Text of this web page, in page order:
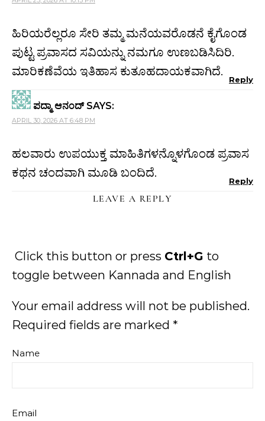
ಹಿರಿಯರೆಲ್ಲರೂ ಸೇರಿ ತಮ್ಮ ಮನೆಯವರೊಡನೆ ಕೈಗೊಂಡ
ಪುಟ್ಟ ಪ್ರವಾಸದ ಸವಿಯನ್ನು ನಮಗೂ ಉಣಬಡಿಸಿದಿರಿ.
ಮಾರಿಕಣೆವೆಯ ಇತಿಹಾಸ ಕುತೂಹದಾಯಕವಾಗಿದೆ.
Reply
ಪದ್ಮಾ ಆನಂದ್ SAYS:
APRIL 30, 2026 AT 6:48 PM
ಹಲವಾರು ಉಪಯುಕ್ತ ಮಾಹಿತಿಗಳನ್ನೊಳಗೊಂಡ ಪ್ರವಾಸ
ಕಥನ ಚಂದವಾಗಿ ಮೂಡಿ ಬಂದಿದೆ.
Reply
LEAVE A REPLY
Click this button or press Ctrl+G to
toggle between Kannada and English
Your email address will not be published.
Required fields are marked *
Name
Email